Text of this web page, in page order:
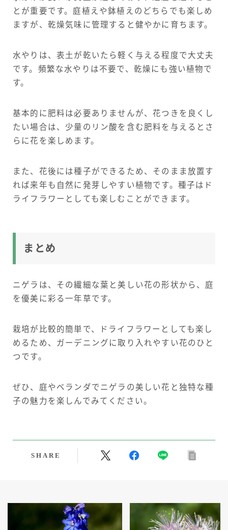
とが重要です。庭植えや鉢植えのどちらでも楽しめ
ますが、乾燥気味に管理すると健やかに育ちます。
水やりは、表土が乾いたら軽く与える程度で大丈夫
です。頻繁な水やりは不要で、乾燥にも強い植物で
す。
基本的に肥料は必要ありませんが、花つきを良くし
たい場合は、少量のリン酸を含む肥料を与えるとさ
らに花を楽しめます。
また、花後には種子ができるため、そのまま放置す
れば来年も自然に発芽しやすい植物です。種子はド
ライフラワーとしても楽しむことができます。
まとめ
ニゲラは、その繊細な葉と美しい花の形状から、庭
を優美に彩る一年草です。
栽培が比較的簡単で、ドライフラワーとしても楽し
めるため、ガーデニングに取り入れやすい花のひと
つです。
ぜひ、庭やベランダでニゲラの美しい花と独特な種
子の魅力を楽しんでみてください。
SHARE